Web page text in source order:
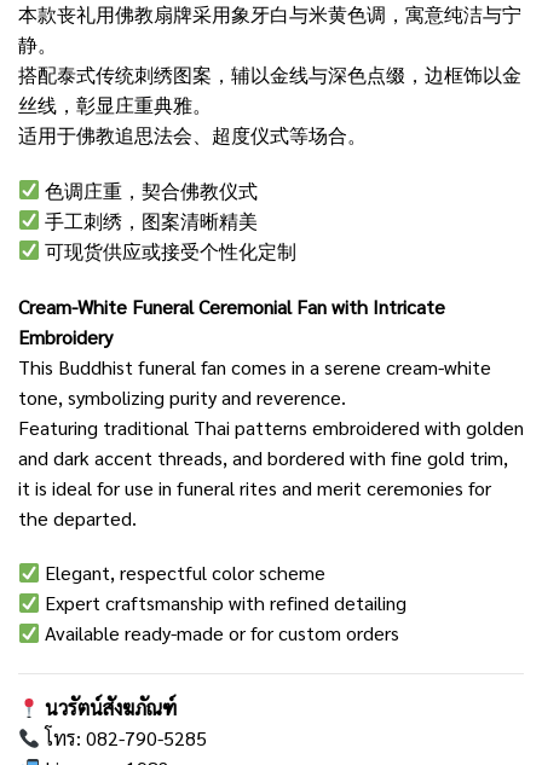
本款丧礼用佛教扇牌采用象牙白与米黄色调，寓意纯洁与宁
静。
搭配泰式传统刺绣图案，辅以金线与深色点缀，边框饰以金
丝线，彰显庄重典雅。
适用于佛教追思法会、超度仪式等场合。
色调庄重，契合佛教仪式
手工刺绣，图案清晰精美
可现货供应或接受个性化定制
Cream-White Funeral Ceremonial Fan with Intricate
Embroidery
This Buddhist funeral fan comes in a serene cream-white
tone, symbolizing purity and reverence.
Featuring traditional Thai patterns embroidered with golden
and dark accent threads, and bordered with fine gold trim,
it is ideal for use in funeral rites and merit ceremonies for
the departed.
Elegant, respectful color scheme
Expert craftsmanship with refined detailing
Available ready-made or for custom orders
นวรัตน์สังฆภัณฑ์
โทร: 082-790-5285